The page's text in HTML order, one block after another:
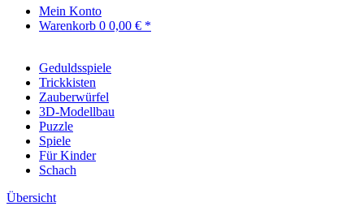
Mein Konto
Warenkorb 0 0,00 € *
Geduldsspiele
Trickkisten
Zauberwürfel
3D-Modellbau
Puzzle
Spiele
Für Kinder
Schach
Übersicht